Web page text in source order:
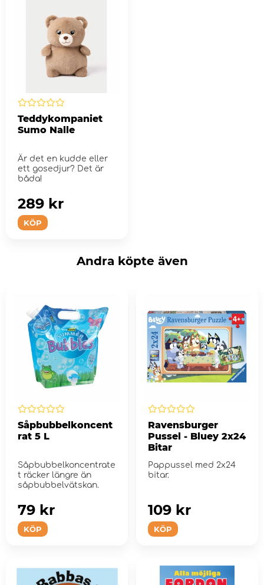
Teddykompaniet
Sumo Nalle
Är det en kudde eller
ett gosedjur? Det är
båda!
KÖP
289 kr
Andra köpte även
Såpbubbelkoncent
rat 5 L
Såpbubbelkoncentrate
t räcker längre än
såpbubbelvätskan.
KÖP
79 kr
Ravensburger
Pussel - Bluey 2x24
Bitar
Pappussel med 2x24
bitar.
KÖP
109 kr